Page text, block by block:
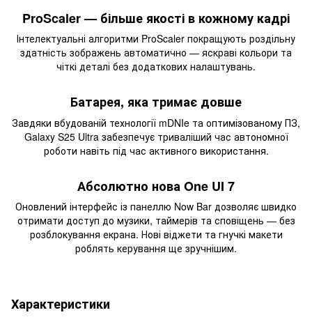
ProScaler — більше якості в кожному кадрі
Інтелектуальні алгоритми ProScaler покращують роздільну
здатність зображень автоматично — яскраві кольори та
чіткі деталі без додаткових налаштувань.
Батарея, яка тримає довше
Завдяки вбудованій технології mDNIe та оптимізованому ПЗ,
Galaxy S25 Ultra забезпечує триваліший час автономної
роботи навіть під час активного використання.
Абсолютно нова One UI 7
Оновлений інтерфейс із панеллю Now Bar дозволяє швидко
отримати доступ до музики, таймерів та сповіщень — без
розблокування екрана. Нові віджети та гнучкі макети
роблять керування ще зручнішим.
Характеристики